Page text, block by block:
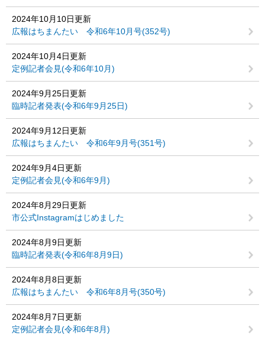
2024年10月10日更新
広報はちまんたい 令和6年10月号(352号)
2024年10月4日更新
定例記者会見(令和6年10月)
2024年9月25日更新
臨時記者発表(令和6年9月25日)
2024年9月12日更新
広報はちまんたい 令和6年9月号(351号)
2024年9月4日更新
定例記者会見(令和6年9月)
2024年8月29日更新
市公式Instagramはじめました
2024年8月9日更新
臨時記者発表(令和6年8月9日)
2024年8月8日更新
広報はちまんたい 令和6年8月号(350号)
2024年8月7日更新
定例記者会見(令和6年8月)